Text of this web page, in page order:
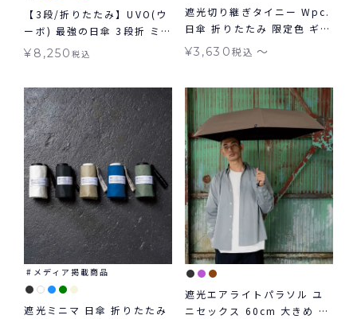
【3段/折りたたみ】UVO(ウ
ーボ) 最強の日傘 3段折 ミニ
完全遮光100% ギフト対象
¥ 8,250税込
遮光切り継ぎタイニー Wpc.
日傘 折りたたみ 限定色 ギフ
ト対象 tiny 晴雨兼用
¥3,630税込 〜
メディア掲載商品
遮光ミニマ 日傘 折りたたみ
遮光エアライトパラソル ユ
ニセックス 60cm 大きめ 日